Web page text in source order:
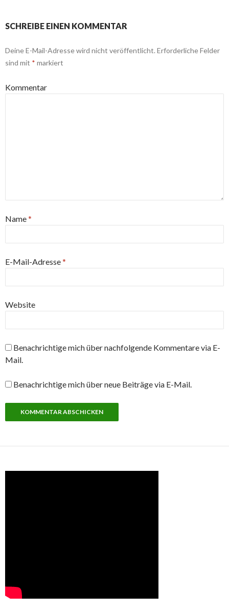
SCHREIBE EINEN KOMMENTAR
Deine E-Mail-Adresse wird nicht veröffentlicht. Erforderliche Felder
sind mit * markiert
Kommentar
Name*
E-Mail-Adresse*
Website
Benachrichtige mich über nachfolgende Kommentare via E-
Mail.
Benachrichtige mich über neue Beiträge via E-Mail.